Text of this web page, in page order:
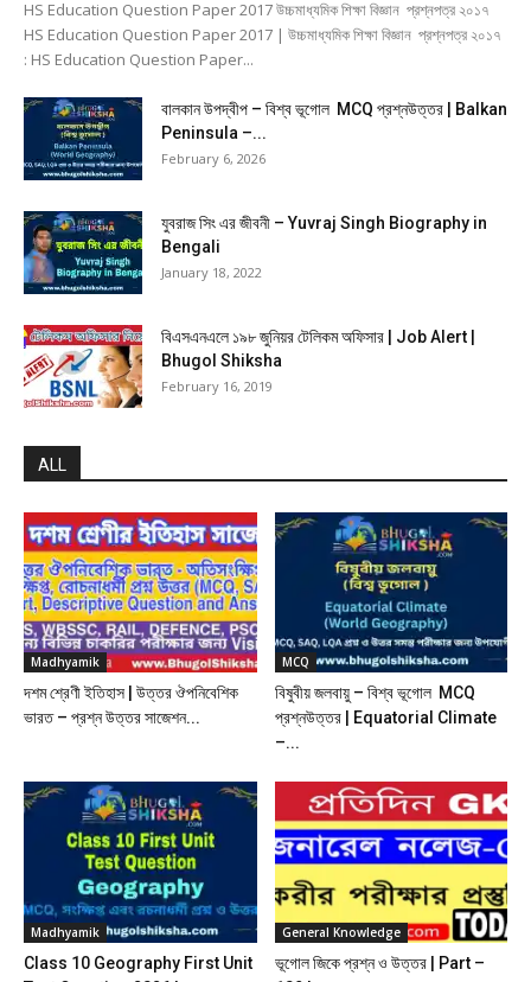
HS Education Question Paper 2017 উচ্চমাধ্যমিক শিক্ষা বিজ্ঞান প্রশ্নপত্র ২০১৭
HS Education Question Paper 2017 | উচ্চমাধ্যমিক শিক্ষা বিজ্ঞান প্রশ্নপত্র ২০১৭
: HS Education Question Paper...
বালকান উপদ্বীপ – বিশ্ব ভূগোল MCQ প্রশ্নউত্তর | Balkan
Peninsula –...
February 6, 2026
যুবরাজ সিং এর জীবনী – Yuvraj Singh Biography in
Bengali
January 18, 2022
বিএসএনএলে ১৯৮ জুনিয়র টেলিকম অফিসার | Job Alert |
Bhugol Shiksha
February 16, 2019
ALL
Madhyamik
দশম শ্রেণী ইতিহাস | উত্তর ঔপনিবেশিক
ভারত – প্রশ্ন উত্তর সাজেশন...
MCQ
বিষুবীয় জলবায়ু – বিশ্ব ভূগোল MCQ
প্রশ্নউত্তর | Equatorial Climate
–...
Madhyamik
Class 10 Geography First Unit
General Knowledge
ভূগোল জিকে প্রশ্ন ও উত্তর | Part –